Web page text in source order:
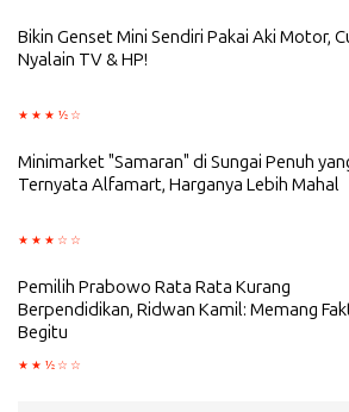
Bikin Genset Mini Sendiri Pakai Aki Motor,
Nyalain TV & HP!
Minimarket "Samaran" di Sungai Penuh
Ternyata Alfamart, Harganya Lebih Mahal
Pemilih Prabowo Rata Rata Kurang
Berpendidikan, Ridwan Kamil: Memang
Begitu